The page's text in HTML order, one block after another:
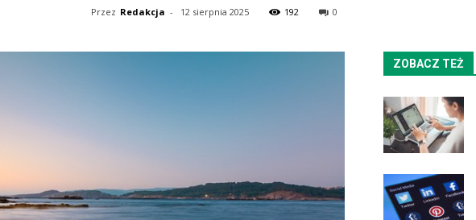
Przez Redakcja - 12 sierpnia 2025 192 0
ZOBACZ TEŻ